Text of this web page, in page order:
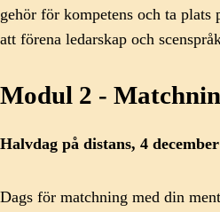
gehör för kompetens och ta plats
att förena ledarskap och
Modul 2 -
Halvdag på distans, 4 december
Dags för matchning med din